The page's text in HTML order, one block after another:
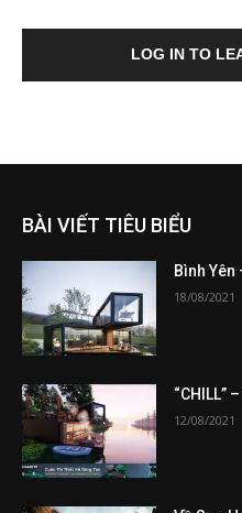
LOG IN TO
BÀI VIẾT TIÊU BIỂU
Bình
18/08/2021
“CHILL”
12/08/2021